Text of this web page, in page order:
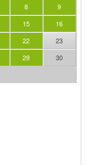
8
9
15
16
22
23
29
30